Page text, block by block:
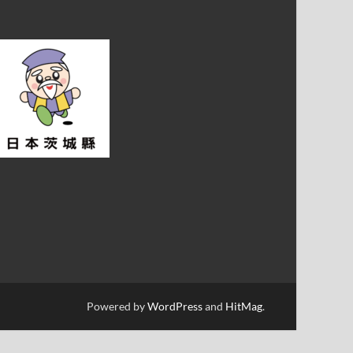
Powered byWordPressand HitMag.